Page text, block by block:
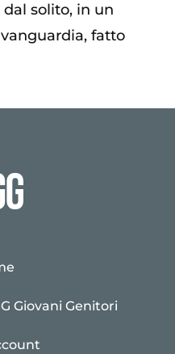
solito, in un
fatto
Giovani Genitori